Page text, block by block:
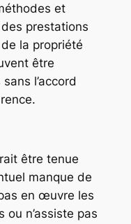
et
prestations
la propriété
être
l’accord
être tenue
manque de
en œuvre les
n’assiste pas